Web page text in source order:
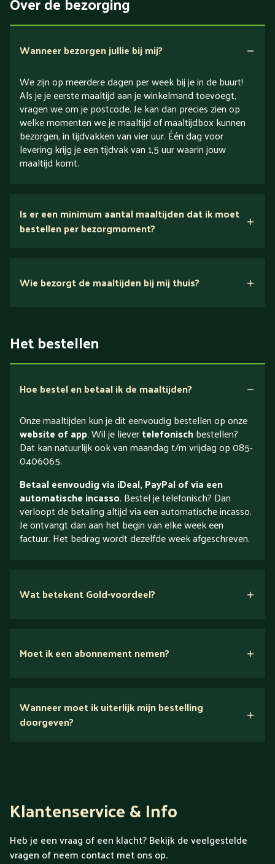
Verlaagd in koolhydraten
Verlaagd in zout
Wanneer bezorgen jullie bij mij?
We zijn op meerdere dagen per week bij je in de buurt!
Als je je eerste maaltijd aan je winkelmand toevoegt,
vragen we om je postcode. Je kan dan precies zien op
welke momenten we je maaltijd of maaltijdbox kunnen
bezorgen, in tijdvakken van vier uur. Één dag voor
levering krijg je een tijdvak van 1,5 uur waarin jouw
maaltijd komt.
Is er een minimum aantal maaltijden dat ik moet
bestellen per bezorgmoment?
Wie bezorgt de maaltijden bij mij thuis?
Het bestellen
Hoe bestel en betaal ik de maaltijden?
Onze maaltijden kun je dit eenvoudig bestellen op onze
website of app. Wil je lievertelefonischbestellen?
Dat kan natuurlijk ook van maandag t/m vrijdag op 085-
0406065.
Betaal eenvoudig via iDeal, PayPal of via een
automatische incasso. Bestel je telefonisch? Dan
verloopt de betaling altijd via een automatische incasso.
Je ontvangt dan aan het begin van elke week een
factuur. Het bedrag wordt dezelfde week afgeschreven.
Wat betekent Gold-voordeel?
Ontdek alles over Gold
Moet ik een abonnement nemen?
Wanneer moet ik uiterlijk mijn bestelling
doorgeven?
Klantenservice & Info
Heb je een vraag of een klacht? Bekijk de veelgestelde
vragen of neem contact met ons op.